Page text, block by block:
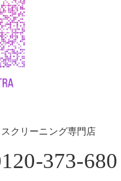
クリーニング専門店
373-680